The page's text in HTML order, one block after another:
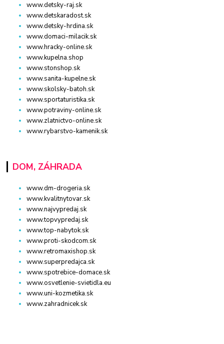
www.detsky-raj.sk
www.detskaradost.sk
www.detsky-hrdina.sk
www.domaci-milacik.sk
www.hracky-online.sk
www.kupelna.shop
www.stonshop.sk
www.sanita-kupelne.sk
www.skolsky-batoh.sk
www.sportaturistika.sk
www.potraviny-online.sk
www.zlatnictvo-online.sk
www.rybarstvo-kamenik.sk
DOM, ZÁHRADA
www.dm-drogeria.sk
www.kvalitnytovar.sk
www.najvypredaj.sk
www.topvypredaj.sk
www.top-nabytok.sk
www.proti-skodcom.sk
www.retromaxishop.sk
www.superpredajca.sk
www.spotrebice-domace.sk
www.osvetlenie-svietidla.eu
www.uni-kozmetika.sk
www.zahradnicek.sk